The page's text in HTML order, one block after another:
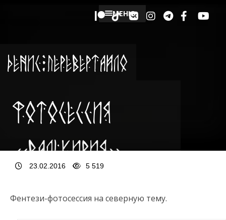
МЕНЮ
Денис Перевертайло
Фотосессия
«Валькирия»
23.02.2016 5 519
Фентези-фотосессия на северную тему.